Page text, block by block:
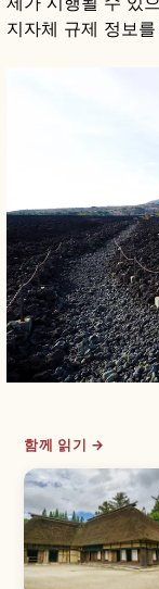
지자체 규제 정보
함께 읽기 →